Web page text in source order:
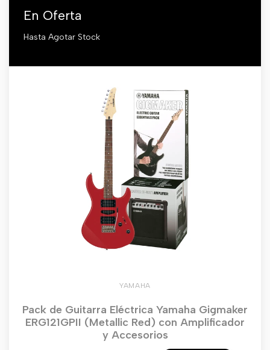
En Oferta
Hasta Agotar Stock
YAMAHA
Pack de Guitarra Eléctrica Yamaha Gigmaker
ERG121GPII (Metallic Red) con Amplificador
y Accesorios